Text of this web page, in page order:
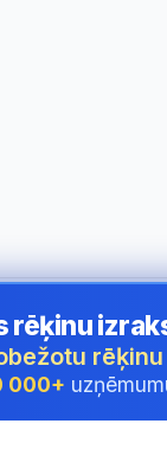
All rights
rēķinu
000+